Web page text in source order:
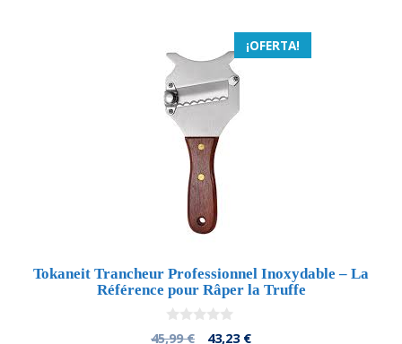
¡OFERTA!
Tokaneit Trancheur Professionnel Inoxydable – La
Référence pour Râper la Truffe
0
45,99€ El
43,23 €El